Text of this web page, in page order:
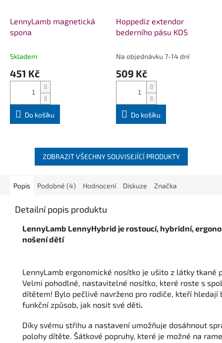
LennyLamb magnetická
spona
Skladem
451 Kč
Do košíku
Hoppediz extendor
bederního pásu KOS
Na objednávku 7-14 dní
509 Kč
Do košíku
ZOBRAZIT VŠECHNY SOUVISEJÍCÍ PRODUKTY
Popis Podobné (4) Hodnocení Diskuze Značka
Detailní popis produktu
LennyLamb LennyHybrid je rostoucí, hybridní,
nošení dětí
LennyLamb ergonomické nosítko je ušito z látky tkané
Velmi pohodlné, nastavitelné nosítko, které roste s
dítětem! Bylo pečlivě navrženo pro rodiče, kteří hledají
funkční způsob, jak nosit své děti.
Díky svému střihu a nastavení umožňuje dosáhnout
polohy dítěte. Šátkové popruhy, které je možné na